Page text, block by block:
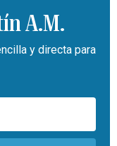
A.M.
y directa para